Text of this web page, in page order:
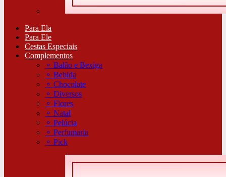
Para Ela
Para Ele
Cestas Especiais
Complementos
⚬Balão e Bexiga
⚬Bebida
⚬Chocolate
⚬Diversos
⚬Flores
⚬Natal
⚬Pelúcia
⚬Perfumaria
⚬Pick